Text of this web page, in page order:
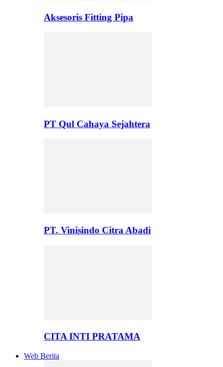
Aksesoris Fitting Pipa
PT Qul Cahaya Sejahtera
PT. Vinisindo Citra Abadi
CITA INTI PRATAMA
Web Berita